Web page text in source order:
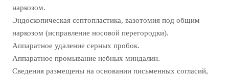
наркозом.
Эндоскопическая септопластика, вазотомия под общим
наркозом (исправление носовой перегородки).
Аппаратное удаление серных пробок.
Аппаратное промывание небных миндалин.
Сведения размещены на основании письменных согласий,